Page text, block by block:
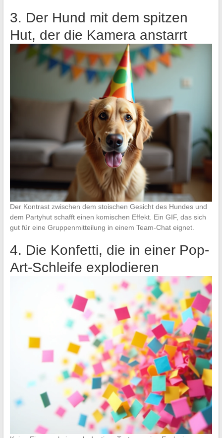
3. Der Hund mit dem spitzen
Hut, der die Kamera anstarrt
Der Kontrast zwischen dem stoischen Gesicht des Hundes und
dem Partyhut schafft einen komischen Effekt. Ein GIF, das sich
gut für eine Gruppenmitteilung in einem Team-Chat eignet.
4. Die Konfetti, die in einer Pop-
Art-Schleife explodieren